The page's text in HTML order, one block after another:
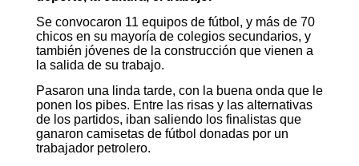
Se convocaron 11 equipos de fútbol, y más de 70
chicos en su mayoría de colegios secundarios, y
también jóvenes de la construcción que vienen a
la salida de su trabajo.
Pasaron una linda tarde, con la buena onda que le
ponen los pibes. Entre las risas y las alternativas
de los partidos, iban saliendo los finalistas que
ganaron camisetas de fútbol donadas por un
trabajador petrolero.